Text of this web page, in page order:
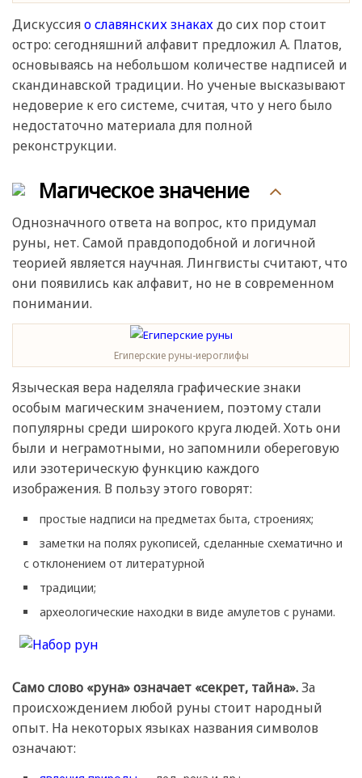
Дискуссияо славянских знакахдо сих пор стоит
остро: сегодняшний алфавит предложил А. Платов,
основываясь на небольшом количестве надписей и
скандинавской традиции. Но ученые высказывают
недоверие к его системе, считая, что у него было
недостаточно материала для полной
реконструкции.
Магическое значение
Однозначного ответа на вопрос, кто придумал
руны, нет. Самой правдоподобной и логичной
теорией является научная. Лингвисты считают, что
они появились как алфавит, но не в современном
понимании.
Египерские руны-иероглифы
Языческая вера наделяла графические знаки
особым магическим значением, поэтому стали
популярны среди широкого круга людей. Хоть они
были и неграмотными, но запомнили обереговую
или эзотерическую функцию каждого
изображения. В пользу этого говорят:
простые надписи на предметах быта, строениях;
заметки на полях рукописей, сделанные схематично и
с отклонением от литературной
традиции;
археологические находки в виде амулетов с рунами.
Само слово «руна» означает «секрет, тайна».За
происхождением любой руны стоит народный
опыт. На некоторых языках названия символов
означают: